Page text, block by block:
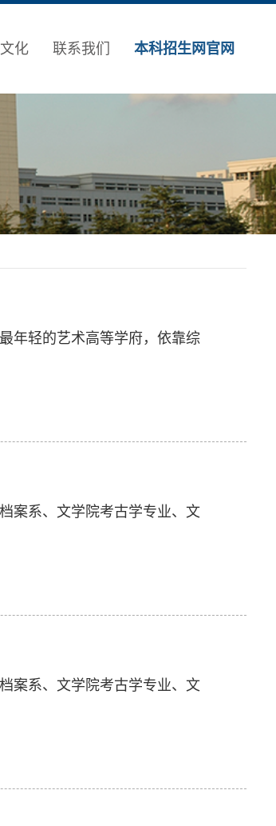
化 联系我们 本科招生网官网
年轻的艺术高等学府，依靠综
案系、文学院考古学专业、文
案系、文学院考古学专业、文